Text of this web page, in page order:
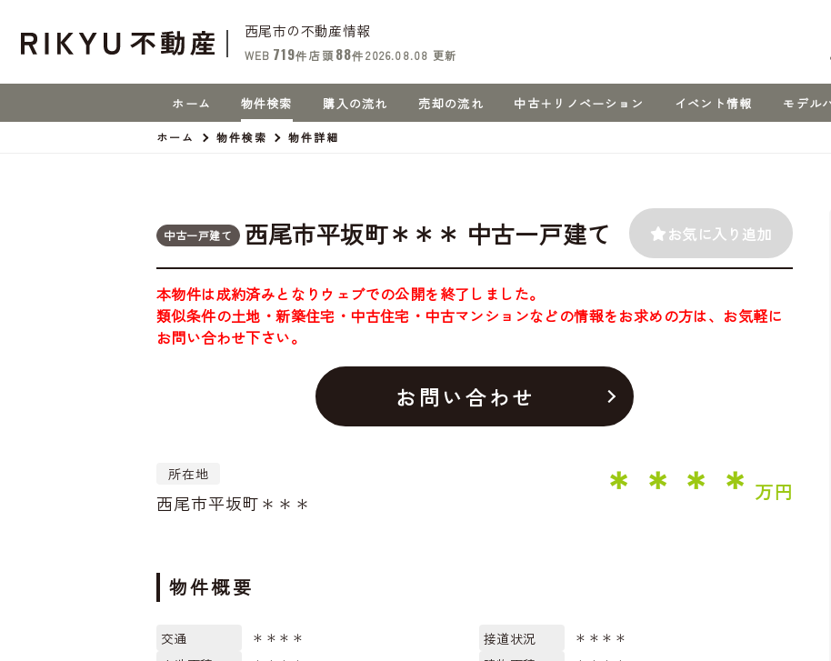
西尾市の不動産情報
WEB 719件 店頭 88件 2026.08.08 更新
ホーム 物件検索 購入の流れ 売却の流れ 中古＋リノベーション イベント情報 モデル
ホーム 物件検索 物件詳細
中古一戸建て 西尾市平坂町＊＊＊ 中古一戸建て お気に入り追加
本物件は成約済みとなりウェブでの公開を終了しました。
類似条件の土地・新築住宅・中古住宅・中古マンションなどの情報をお求めの方は、お気軽に
お問い合わせ下さい。
お問い合わせ
所在地
西尾市平坂町＊＊＊ ＊＊＊＊ 万円
物件概要
交通 ＊＊＊＊ 接道状況
＊＊＊＊